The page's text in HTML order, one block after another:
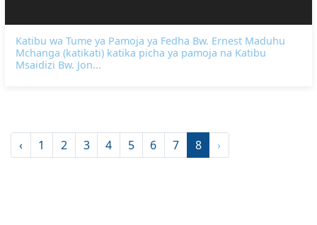
Katibu wa Tume ya Pamoja ya Fedha Bw. Ernest Maduhu
Mchanga (katikati) katika picha ya pamoja na Katibu
Msaidizi Bw. Jon...
‹ 1 2 3 4 5 6 7 8 ›